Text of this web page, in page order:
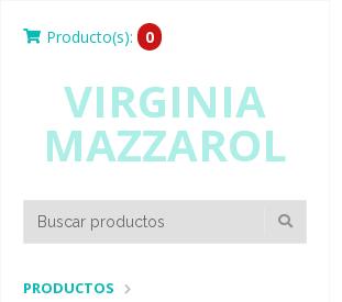
Producto(s): 0
VIRGINIA
MAZZAROL
PRODUCTOS